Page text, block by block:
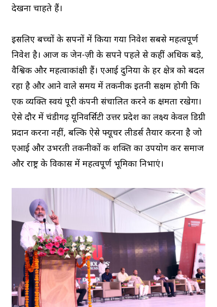
देखना चाहते हैं।
इसलिए बच्चों के सपनों में किया गया निवेश सबसे महत्वपूर्ण
निवेश है। आज की जेन-ज़ी के सपने पहले से कहीं अधिक बड़े,
वैश्विक और महत्वाकांक्षी हैं। एआई दुनिया के हर क्षेत्र को बदल
रहा है और आने वाले समय में तकनीक इतनी सक्षम होगी कि
एक व्यक्ति स्वयं पूरी कंपनी संचालित करने की क्षमता रखेगा।
ऐसे दौर में चंडीगढ़ यूनिवर्सिटी उत्तर प्रदेश का लक्ष्य केवल डिग्री
प्रदान करना नहीं, बल्कि ऐसे फ्यूचर लीडर्स तैयार करना है जो
एआई और उभरती तकनीकों की शक्ति का उपयोग कर समाज
और राष्ट्र के विकास में महत्वपूर्ण भूमिका निभाएं।